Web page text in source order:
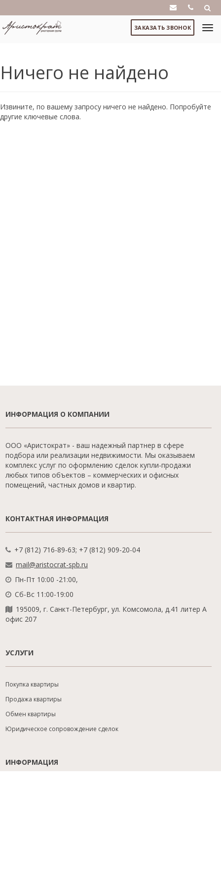
ЗАКАЗАТЬ ЗВОНОК
Ничего не найдено
Извините, по вашему запросу ничего не найдено. Попробуйте
другие ключевые слова.
ИНФОРМАЦИЯ О КОМПАНИИ
ООО «Аристократ» - ваш надежный партнер в сфере
подбора или реализации недвижимости. Мы оказываем
комплекс услуг по оформлению сделок купли-продажи
любых типов объектов – коммерческих и офисных
помещений, частных домов и квартир.
КОНТАКТНАЯ ИНФОРМАЦИЯ
+7 (812) 716-89-63; +7 (812) 909-20-04
mail@aristocrat-spb.ru
Пн-Пт 10:00 -21:00,
Сб-Вс 11:00-19:00
195009, г. Санкт-Петербург, ул. Комсомола, д.41 литер А
офис 207
УСЛУГИ
Покупка квартиры
Продажа квартиры
Обмен квартиры
Юридическое сопровождение сделок
ИНФОРМАЦИЯ